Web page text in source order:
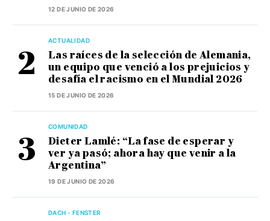
12 DE JUNIO DE 2026
ACTUALIDAD
Las raíces de la selección de Alemania,
un equipo que venció a los prejuicios y
desafía el racismo en el Mundial 2026
15 DE JUNIO DE 2026
COMUNIDAD
Dieter Lamlé: “La fase de esperar y
ver ya pasó; ahora hay que venir a la
Argentina”
19 DE JUNIO DE 2026
DACH - FENSTER